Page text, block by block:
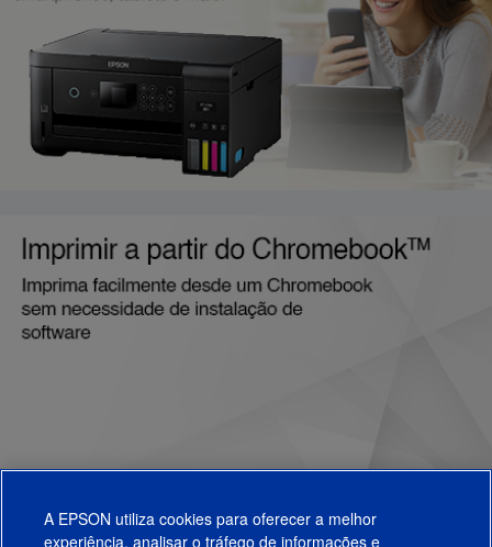
A EPSON utiliza cookies para oferecer a melhor
experiência, analisar o tráfego de informações e